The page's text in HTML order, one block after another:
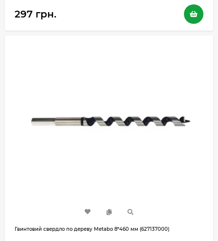
297 грн.
Гвинтовий свердло по дереву Metabo 8*460 мм (627137000)